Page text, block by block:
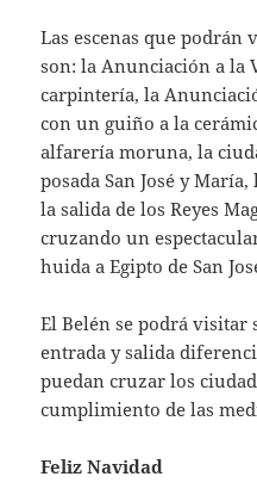
Las escenas que podrán
son: la Anunciación a la
carpintería, la
con un guiño a la
alfarería moruna, la
posada San José y
la salida de los Reyes
cruzando un
huida a Egipto de San
El Belén se podrá
entrada y salida
puedan cruzar los
cumplimiento de las
Feliz Navidad